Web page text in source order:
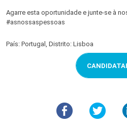
Agarre esta oportunidade e junte-se à
#asnossaspessoas
País: Portugal, Distrito: Lisboa